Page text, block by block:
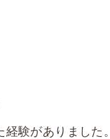
験がありました。